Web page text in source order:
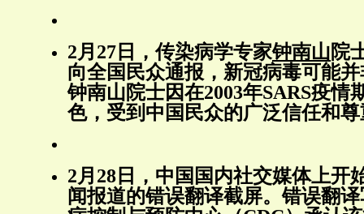
2月27日，传染病学专家钟南山院
向全国民众通报，新冠病毒可能
钟南山院士因在2003年SARS疫情
色，受到中国民众的广泛信任和
2月28日，中国国内社交媒体上开
闻报道的错误翻译截屏。错误翻